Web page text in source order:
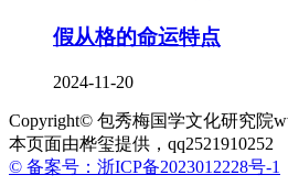
假从格的命运特点
2024-11-20
Copyright© 包秀梅国学文化研究院
本页面由桦玺提供，qq2521910252
© 备案号：浙ICP备2023012228号-1